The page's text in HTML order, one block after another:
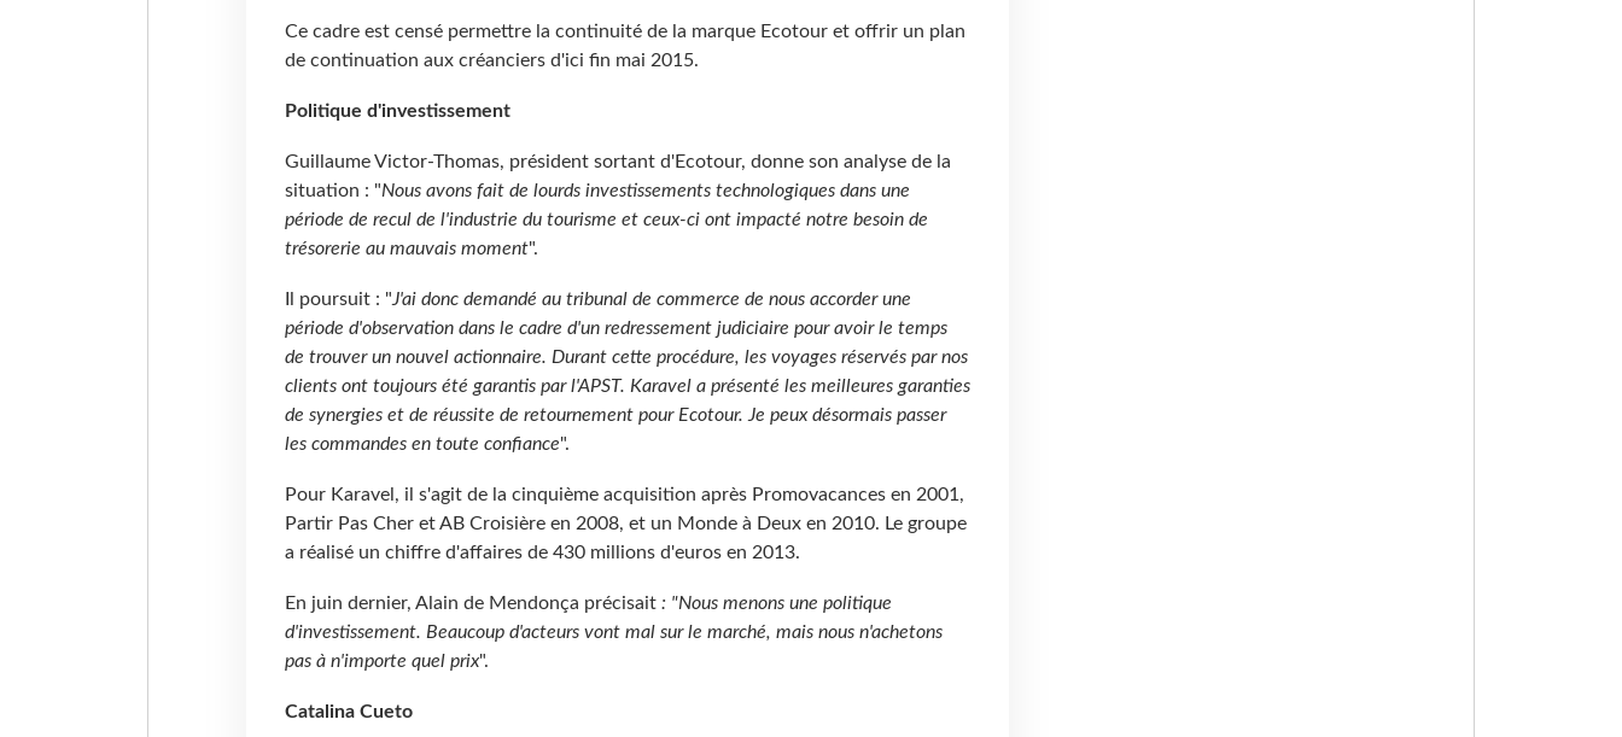
Ce cadre est censé permettre la continuité de la marque Ecotour et offrir un plan
de continuation aux créanciers d'ici fin mai 2015.
Politique d'investissement
Guillaume Victor-Thomas, président sortant d'Ecotour, donne son analyse de la
situation : "Nous avons fait de lourds investissements technologiques dans une
période de recul de l'industrie du tourisme et ceux-ci ont impacté notre besoin de
trésorerie au mauvais moment".
Il poursuit : "J'ai donc demandé au tribunal de commerce de nous accorder une
période d'observation dans le cadre d'un redressement judiciaire pour avoir le temps
de trouver un nouvel actionnaire. Durant cette procédure, les voyages réservés par nos
clients ont toujours été garantis par l'APST. Karavel a présenté les meilleures garanties
de synergies et de réussite de retournement pour Ecotour. Je peux désormais passer
les commandes en toute confiance".
Pour Karavel, il s'agit de la cinquième acquisition après Promovacances en 2001,
Partir Pas Cher et AB Croisière en 2008, et un Monde à Deux en 2010. Le groupe
a réalisé un chiffre d'affaires de 430 millions d'euros en 2013.
En juin dernier, Alain de Mendonça précisait: "Nous menons une politique
d'investissement. Beaucoup d'acteurs vont mal sur le marché, mais nous n'achetons
pas à n'importe quel prix".
Catalina Cueto